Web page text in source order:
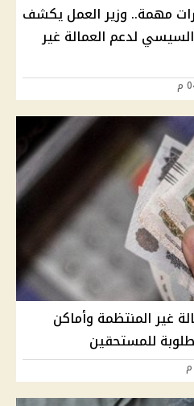
مهمة.. وزير العمل يكشف
لدعم العمالة غير
غير المنتظمة وأماكن
للمستحقين